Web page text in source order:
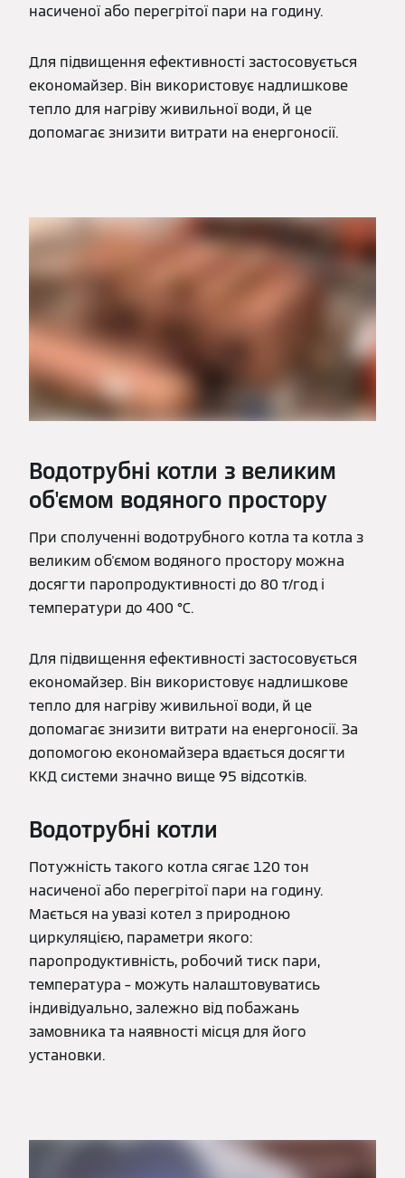
насиченої або перегрітої пари на годину.
Для підвищення ефективності застосовується
економайзер. Він використовує надлишкове
тепло для нагріву живильної води, й це
допомагає знизити витрати на енергоносії.
Водотрубні котли з великим
об'ємом водяного простору
При сполученні водотрубного котла та котла з
великим об'ємом водяного простору можна
досягти паропродуктивності до 80 т/год і
температури до 400 °С.
Для підвищення ефективності застосовується
економайзер. Він використовує надлишкове
тепло для нагріву живильної води, й це
допомагає знизити витрати на енергоносії. За
допомогою економайзера вдається досягти
ККД системи значно вище 95 відсотків.
Водотрубні котли
Потужність такого котла сягає 120 тон
насиченої або перегрітої пари на годину.
Мається на увазі котел з природною
циркуляцією, параметри якого:
паропродуктивність, робочий тиск пари,
температура – можуть налаштовуватись
індивідуально, залежно від побажань
замовника та наявності місця для його
установки.